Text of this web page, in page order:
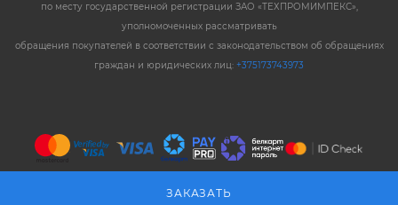
ЗАКАЗАТЬ
по месту государственной регистрации ЗАО «ТЕХПРОМИМПЕКС»,
уполномоченных рассматривать
обращения покупателей в соответствии с законодательством об обращениях
граждан и юридических лиц: +375173743973